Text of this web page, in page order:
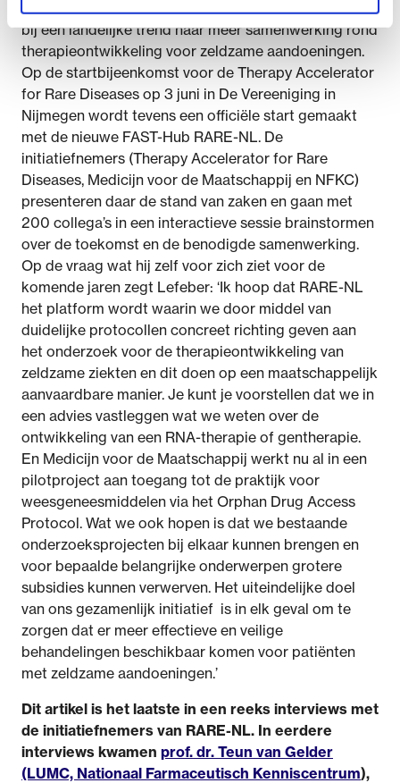
De regionale krachtenbundeling in Nijmegen sluit aan
bij een landelijke trend naar meer samenwerking rond
therapieontwikkeling voor zeldzame aandoeningen.
Op de startbijeenkomst voor de Therapy Accelerator
for Rare Diseases op 3 juni in De Vereeniging in
Nijmegen wordt tevens een officiële start gemaakt
met de nieuwe FAST-Hub RARE-NL. De
initiatiefnemers (Therapy Accelerator for Rare
Diseases, Medicijn voor de Maatschappij en NFKC)
presenteren daar de stand van zaken en gaan met
200 collega’s in een interactieve sessie brainstormen
over de toekomst en de benodigde samenwerking.
Op de vraag wat hij zelf voor zich ziet voor de
komende jaren zegt Lefeber: ‘Ik hoop dat RARE-NL
het platform wordt waarin we door middel van
duidelijke protocollen concreet richting geven aan
het onderzoek voor de therapieontwikkeling van
zeldzame ziekten en dit doen op een maatschappelijk
aanvaardbare manier. Je kunt je voorstellen dat we in
een advies vastleggen wat we weten over de
ontwikkeling van een RNA-therapie of gentherapie.
En Medicijn voor de Maatschappij werkt nu al in een
pilotproject aan toegang tot de praktijk voor
weesgeneesmiddelen via het Orphan Drug Access
Protocol. Wat we ook hopen is dat we bestaande
onderzoeksprojecten bij elkaar kunnen brengen en
voor bepaalde belangrijke onderwerpen grotere
subsidies kunnen verwerven. Het uiteindelijke doel
van ons gezamenlijk initiatief is in elk geval om te
zorgen dat er meer effectieve en veilige
behandelingen beschikbaar komen voor patiënten
met zeldzame aandoeningen.’
Dit artikel is het laatste in een reeks interviews met
de initiatiefnemers van RARE-NL. In eerdere
interviews kwamen prof. dr. Teun van Gelder
(LUMC, Nationaal Farmaceutisch Kenniscentrum),